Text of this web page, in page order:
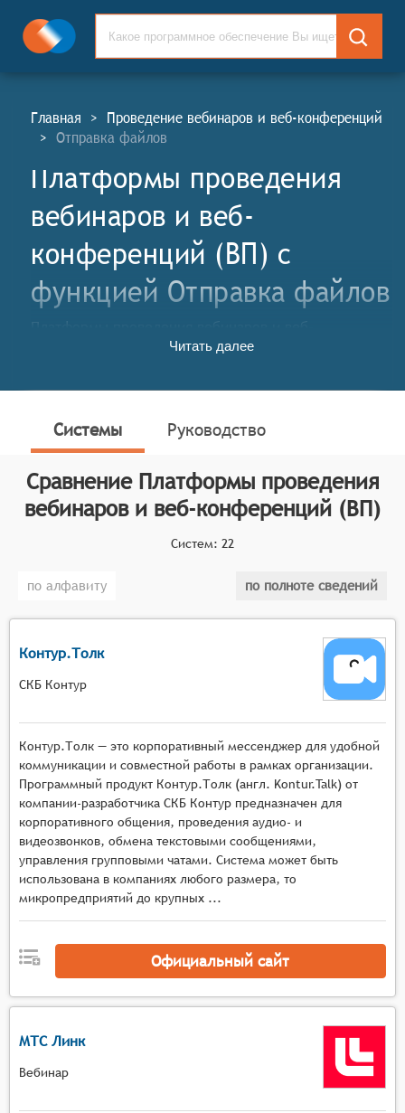
Главная > Проведение вебинаров и веб-конференций
> Отправка файлов
Платформы проведения
вебинаров и веб-
конференций (ВП) c
функцией Отправка файлов
конференций (ВП, англ. Webinars and Web-
онлайн-сервисы, предназначенные для организации
тренингов, онлайн-презентаций, онлайн-обучения и
онлайн-встреч. Данные платформы функционируют
на основе программного обеспечения, которое
позволяет создавать мультимедийные сервисы для
взаимодействия между ведущим и аудиторией в
режиме реального времени.
определяет конкретные функциональные критерии
для систем. Для того, чтобы быть представленными
на рынке платформ проведения вебинаров и веб-
конференций, системы должны иметь следующие
функциональные возможности:
Масштабируемая видеотрансляция с
поддержкой высокой нагрузки, возможностью
подключения тысяч участников одновременно,
адаптивным качеством потока в зависимости от
условий сети и автоматическим
переключением режимов отображения,
Мультимедийная среда с инструментами
демонстрации экрана, работы с виртуальными
досками, показа презентаций и документов, а
Интерактивные механизмы с функциями
опросов, голосований, тестов, сессиями
организации групповых дискуссий и
Управление мероприятием с поддержкой
Читать далее
Системы Руководство
Сравнение Платформы проведения
вебинаров и веб-конференций (ВП)
Систем: 22
по алфавиту по полноте сведений
Контур.Толк
СКБ Контур
Контур.Толк — это корпоративный мессенджер для удобной
коммуникации и совместной работы в рамках организации.
Программный продукт Контур.Толк (англ. Kontur.Talk) от
компании-разработчика СКБ Контур предназначен для
корпоративного общения, проведения аудио- и
видеозвонков, обмена текстовыми сообщениями,
управления групповыми чатами. Система может быть
использована в компаниях любого размера, то
микропредприятий до крупных ...
Официальный сайт
МТС Линк
Вебинар